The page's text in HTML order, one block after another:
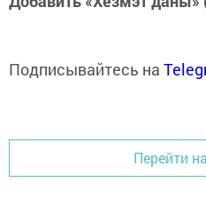
Подписывайтесь на
Перейти